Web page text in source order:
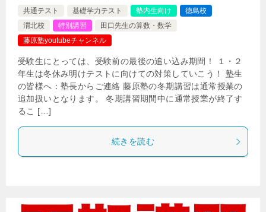
共通テスト
基礎学力テスト 塾内生向け
徳島校
渭北校
特別講習
田口先生の算数・数学
藤原塾youtubeチャンネル
受験生にとっては、受験前の最後の追い込み期間！ １・２
年生は冬休み明けテストに向けての対策していこう！ 塾生
の皆様へ：塾長からご連絡 藤原塾の冬期講習は通常授業の
追加扱いとなります。 冬期講習期間中に通常授業が終了す
るこ […]
続きを読む